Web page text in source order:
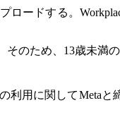
ロードする。
のため、13歳未満
利用に関してMeta